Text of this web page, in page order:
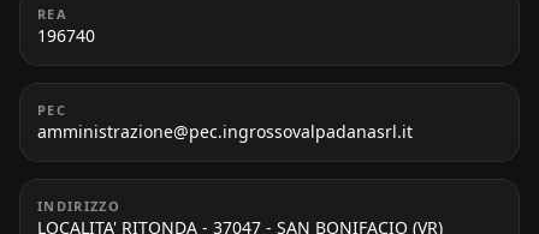
REA
196740
PEC
amministrazione@pec.ingrossovalpadanasrl.it
INDIRIZZO
LOCALITA' RITONDA - 37047 - SAN BONIFACIO (VR)